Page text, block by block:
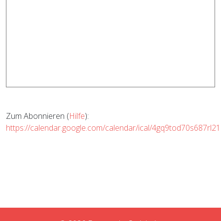
Zum Abonnieren (Hilfe):
https://calendar.google.com/calendar/ical/